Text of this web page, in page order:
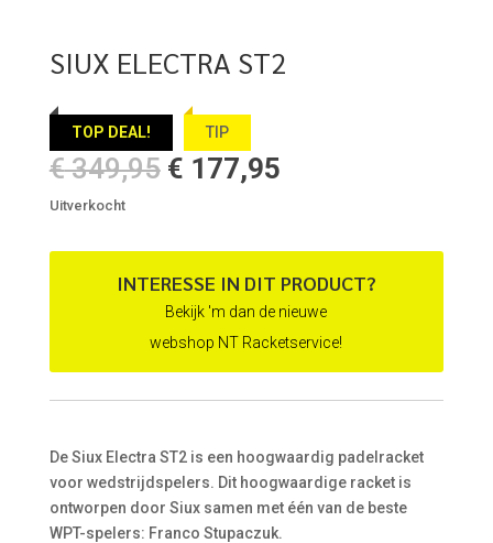
SIUX ELECTRA ST2
TOP DEAL! TIP
€349,95 Oorspronkelijke
€ 349,95.
€ 177,95Huidige
€ 177,95.
Uitverkocht
INTERESSE IN DIT PRODUCT?
Bekijk 'm dan de nieuwe
webshop NT Racketservice!
De Siux Electra ST2 is een hoogwaardig padelracket
voor wedstrijdspelers. Dit hoogwaardige racket is
ontworpen door Siux samen met één van de beste
WPT-spelers: Franco Stupaczuk.